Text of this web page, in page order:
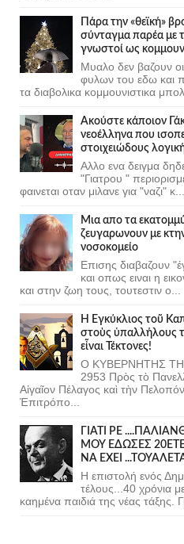
Πάρα την «θεϊκή»
σύνταγμα παρέα με
γνωστοί ως
Μυαλο δεν βαζουν
φυλων του εδω και
τα διαβολικα κομμουνιστικα
Ακούστε κάποιον
νεοέλληνα που
στοιχειώδους
Αλλο ενα δειγμα
"Γιατρου "
φαινεται οταν μιλανε για "ναζι" κ...
Μια απο τα
ζευγαρωνουν με
νοσοκομείο
Επισης διαβαζουν
και οπως ειναι η
και στην ζωη τους, τουτεστιν ο...
Ἡ Ἐγκύκλιος τοῦ
στοὺς ὑπαλλήλους
εἶναι Τέκτονες!
Ο ΚΥΒΕΡΝΗΤΗΣ
2953 Πρὸς τὸ
Αἰγαῖον Πέλαγος καὶ τὴν
Ἐπιτρόπο...
ΓΙΑΤΙ ΡΕ
ΜΟΥ ΕΔΩΣΕΣ
ΝΑ ΕΧΕΙ
Η επιστολή ενός
τέλους...40 χρόνια
καημένα παιδιά της νέας τάξης.